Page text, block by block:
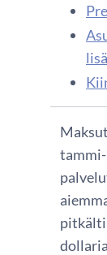
tammi-
pitkälti